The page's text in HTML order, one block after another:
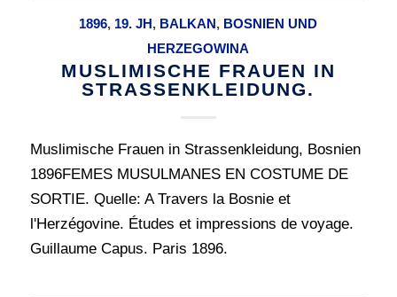
1896, 19. JH , BALKAN , BOSNIEN UND
HERZEGOWINA
MUSLIMISCHE FRAUEN IN
STRASSENKLEIDUNG.
Muslimische Frauen in Strassenkleidung, Bosnien
1896FEMES MUSULMANES EN COSTUME DE
SORTIE. Quelle: A Travers la Bosnie et
l'Herzégovine. Études et impressions de voyage.
Guillaume Capus. Paris 1896.